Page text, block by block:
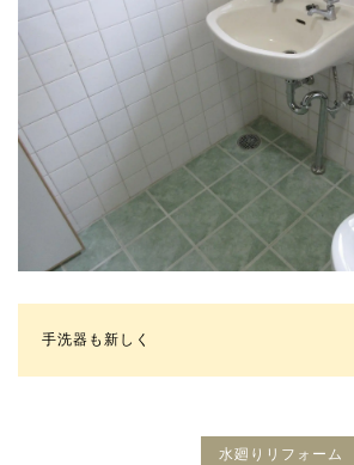
手洗器も新しく
水廻りリフォーム